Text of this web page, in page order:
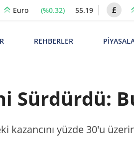
Euro (%0.32) 55.19
REHBERLER
Sürdürdü:
kazancını yüzde 30'u